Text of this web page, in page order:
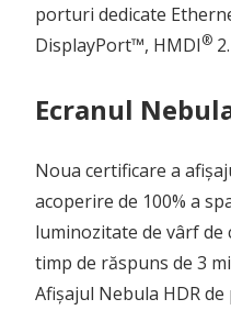
porturi dedicate
DisplayPort™, HMDI®
Ecranul
Noua certificare a
acoperire de 100% a
luminozitate de vârf de
timp de răspuns de 3
Afișajul Nebula HDR